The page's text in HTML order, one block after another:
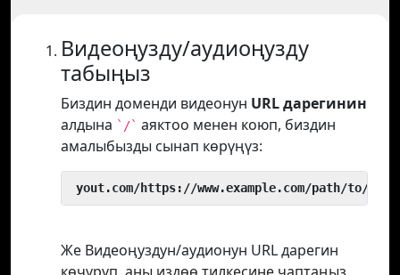
Видеоңузду/аудиоңузду
табыңыз
Биздин доменди видеонун URL дарегинин
алдына `/` аяктоо менен коюп, биздин
амалыбызды сынап көрүңүз:
yout.com/https://www.example.com/path/to/
Же Видеоңуздун/аудионун URL дарегин